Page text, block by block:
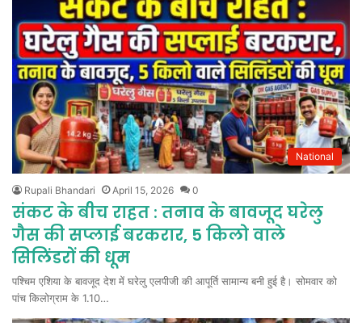
National
Rupali Bhandari April 15, 2026 0
संकट के बीच राहत : तनाव के बावजूद घरेलु
गैस की सप्लाई बरकरार, 5 किलो वाले
सिलिंडरों की धूम
पश्चिम एशिया के बावजूद देश में घरेलु एलपीजी की आपूर्ति सामान्य बनी हुई है। सोमवार को
पांच किलोग्राम के 1.10…